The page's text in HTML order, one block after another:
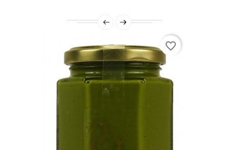
favorite_border